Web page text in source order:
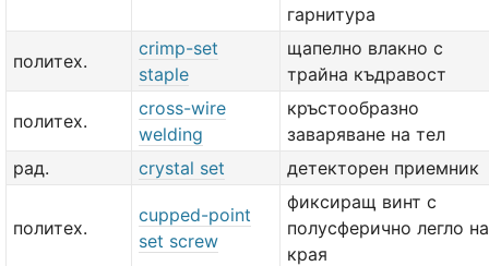
гарнитура
политех.
crimp-set
staple
щапелно влакно с
трайна къдравост
политех.
cross-wire
welding
кръстообразно
заваряване на тел
рад.
crystal set детекторен приемник
политех.
cupped-point
set screw
фиксиращ винт с
полусферично легло на
края